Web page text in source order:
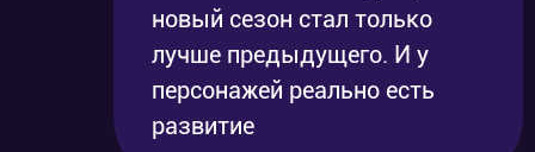
новый сезон стал только
лучше предыдущего. И у
персонажей реально есть
развитие